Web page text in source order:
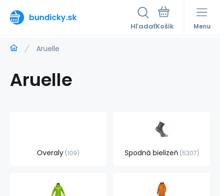
bundicky.sk
Hľadať Menu
Aruelle
Aruelle
Overaly 109 Spodná bielizeň 5307